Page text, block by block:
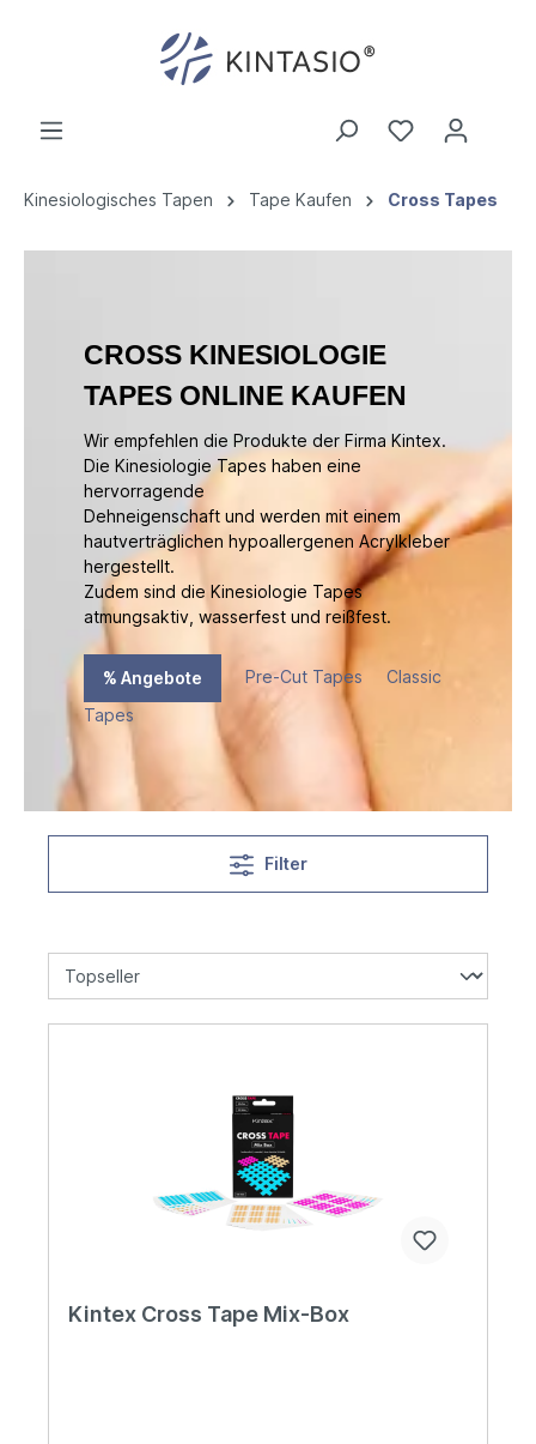
Kinesiologisches Tapen Tape Kaufen Cross Tapes
CROSS KINESIOLOGIE
TAPES ONLINE KAUFEN
Wir empfehlen die Produkte der Firma Kintex.
Die Kinesiologie Tapes haben eine
hervorragende
Dehneigenschaft und werden mit einem
hautverträglichen hypoallergenen Acrylkleber
hergestellt.
Zudem sind die Kinesiologie Tapes
atmungsaktiv, wasserfest und reißfest.
% Angebote Pre-Cut Tapes
Classic
Tapes
Filter
Kintex Cross Tape Mix-Box